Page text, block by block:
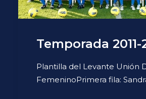
Search
Temporada 2011-
Plantilla del Levante Unión
FemeninoPrimera fila: